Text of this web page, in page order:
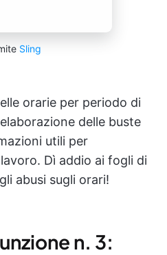
Sling
orarie per periodo di
delle buste
utili per
Dì addio ai fogli di
abusi sugli orari!
n. 3: